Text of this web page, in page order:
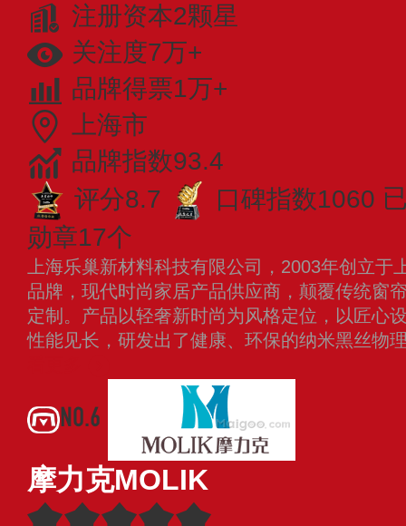
注册资本2颗星
关注度7万+
品牌得票1万+
上海市
品牌指数93.4
评分8.7
口碑指数1060
勋章17个
上海乐巢新材料科技有限公司，2003年创立
品牌，现代时尚家居产品供应商，颠覆传统窗
定制。产品以轻奢新时尚为风格定位，以匠心
性能见长，研发出了健康、环保的纳米黑丝物
NO.6
摩力克MOLIK